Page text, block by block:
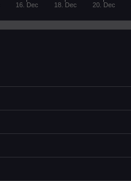
16. Dec 18. Dec 20. Dec